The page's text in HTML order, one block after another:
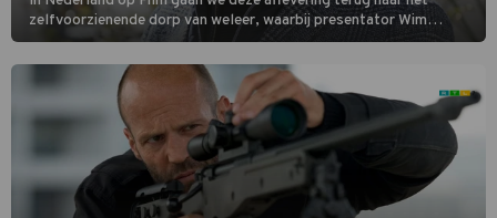
zelfvoorzienende dorp van weleer, waarbij presentator Wim
Daniëls de kijkers meeneemt op reis door de tijd aan de hand van
unieke amateurbeelden uit verschillende decennia. (HH)